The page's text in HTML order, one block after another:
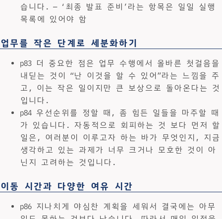
습니다. — ‘최종 발표 준비’라는 항목은 일일 실행
목록에 있어야 함
업무를 작은 단계로 세분화하기
p83 더 중요한 점은 업무 수행에서 올바른 첫걸음을
내딛는 것이 “난 이것을 할 수 있어”라는 느낌을 주
고, 이는 작은 일이지만 큰 보상으로 돌아온다는 것
입니다.
p84 우선순위를 정할 때, 좀 힘든 일들을 마주할 때
가 있습니다. 자동적으로 회피하는 것 보다 먼저 할
일은, 여러분이 이루고자 하는 바가 무엇인지, 지금
생각하고 있는 과제가 너무 크거나 모호한 것이 아
닌지 고려하는 것입니다.
이동 시간과 다양한 여유 시간
p86 지나치게 야심찬 계획을 세워서 결국에는 아무